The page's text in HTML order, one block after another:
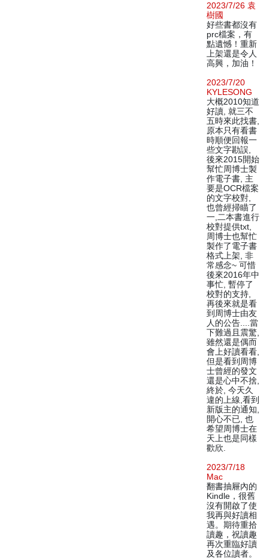
2023/7/26 袁
樹國
好些書都沒有
prc檔案，有
點遺憾！重新
上架還是令人
高興，加油！
2023/7/20
KYLESONG
大概2010知道
好讀, 就三不
五時來此找書,
原本只有看書
時順便回報一
些文字勘誤,
後來2015開始
幫忙周博士製
作電子書, 主
要是OCR檔案
的文字校對,
也曾經掃瞄了
一,二本書進行
校對提供txt,
周博士也幫忙
製作了電子書
格式上架, 非
常感念~ 可惜
後來2016年中
事忙, 暫停了
校對的支持,
再後來就是看
到周博士由友
人的公告....當
下難過且震驚,
雖然還是偶而
會上好讀看看,
但是看到周博
士曾經的發文
還是心中不捨,
終於, 今天久
違的上線,看到
新版主的通知,
開心不已, 也
希望周博士在
天上也是同樣
歡欣.
2023/7/18
Mac
翻書抽屜內的
Kindle，很舊
沒有開啟了使
我再與好讀相
遇。期待重拾
讀趣，祝讀趣
再次重臨好讀
及各位讀者。